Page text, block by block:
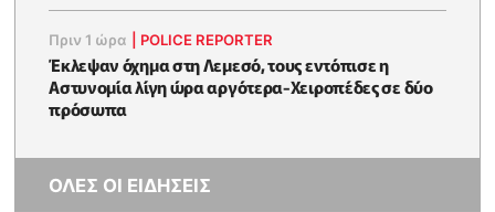
Πριν 1 ώρα POLICE REPORTER
Έκλεψαν όχημα στη Λεμεσό, τους εντόπισε η
Αστυνομία λίγη ώρα αργότερα-Χειροπέδες σε δύο
πρόσωπα
ΟΛΕΣ ΟΙ ΕΙΔΗΣΕΙΣ